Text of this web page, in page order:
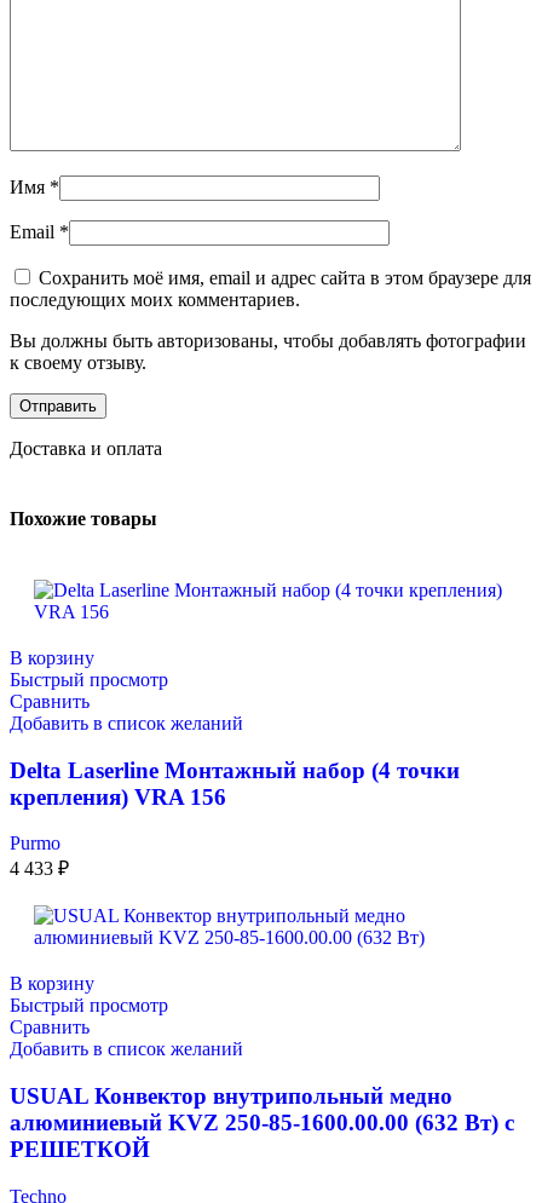
Имя *
Email *
Сохранить моё имя, email и адрес сайта в этом браузере для
последующих моих комментариев.
Вы должны быть авторизованы, чтобы добавлять фотографии
к своему отзыву.
Доставка и оплата
Похожие товары
В корзину
Быстрый просмотр
Сравнить
Добавить в список желаний
Delta Laserline Монтажный набор (4 точки
крепления) VRA 156
Purmo
4 433 ₽
В корзину
Быстрый просмотр
Сравнить
Добавить в список желаний
USUAL Конвектор внутрипольный медно
алюминиевый KVZ 250-85-1600.00.00 (632 Вт) с
РЕШЕТКОЙ
Techno